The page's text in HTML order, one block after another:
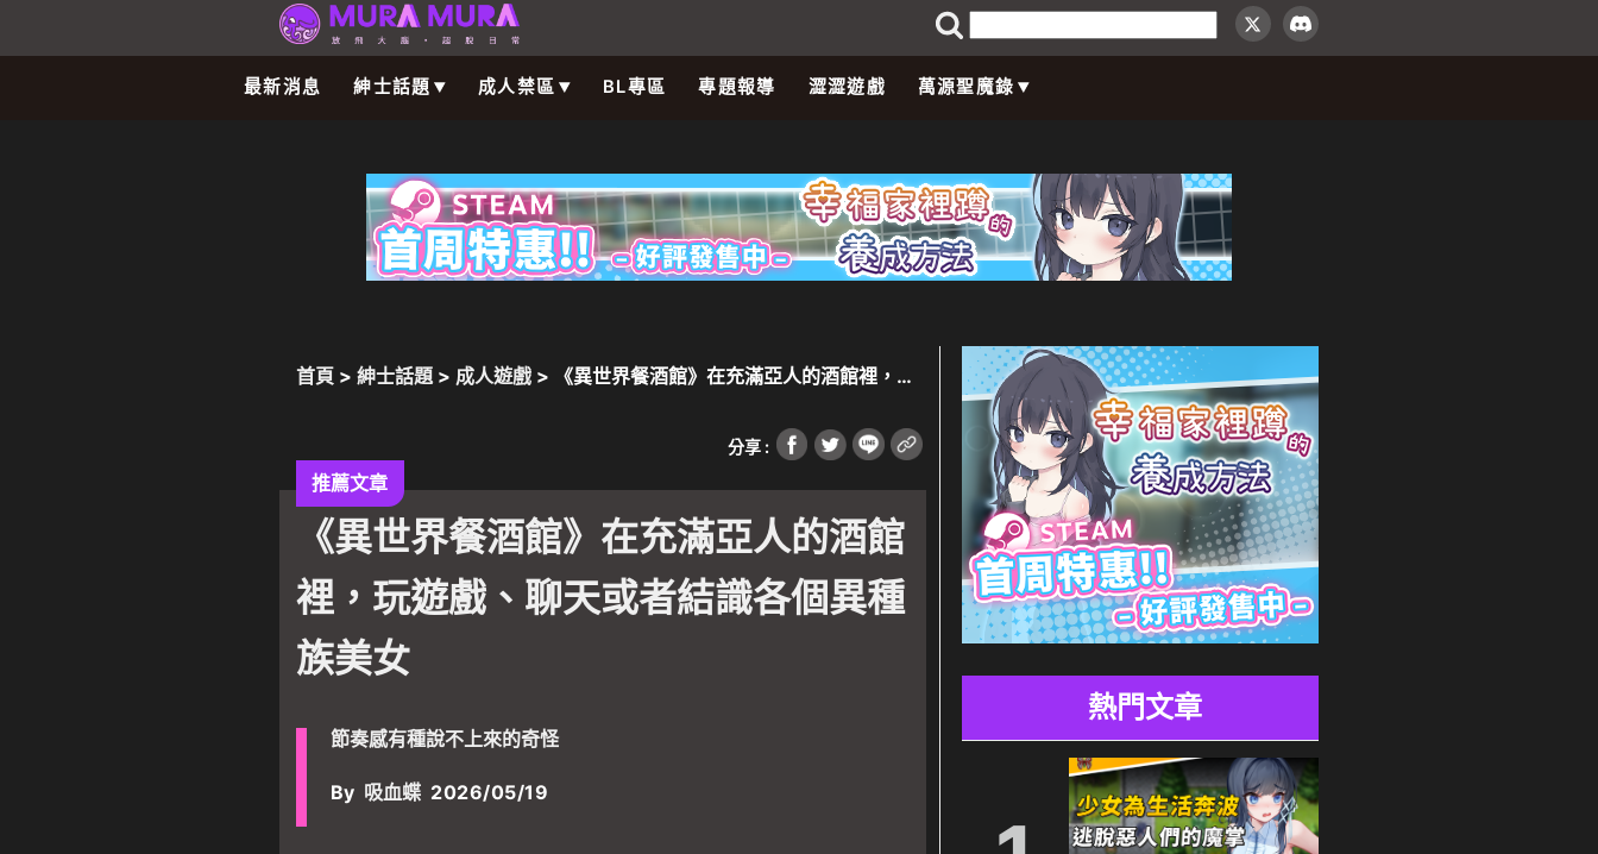
最新消息 紳士話題 成人禁區 BL專區 專題報導 澀澀遊戲 萬源聖魔錄
首頁 > 紳士話題> 成人遊戲> 《異世界餐酒館》在充滿亞人的酒館裡，玩
分享 :
推薦文章
《異世界餐酒館》在充滿亞人的酒館
裡，玩遊戲、聊天或者結識各個異種
族美女
節奏感有種說不上來的奇怪
By 吸血蝶 2026/05/19
熱門文章